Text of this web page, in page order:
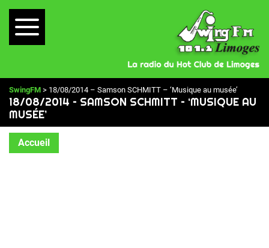
SwingFM > 18/08/2014 – Samson SCHMITT – ‘Musique au musée’
18/08/2014 – SAMSON SCHMITT – ‘MUSIQUE AU
MUSÉE’
Accueil